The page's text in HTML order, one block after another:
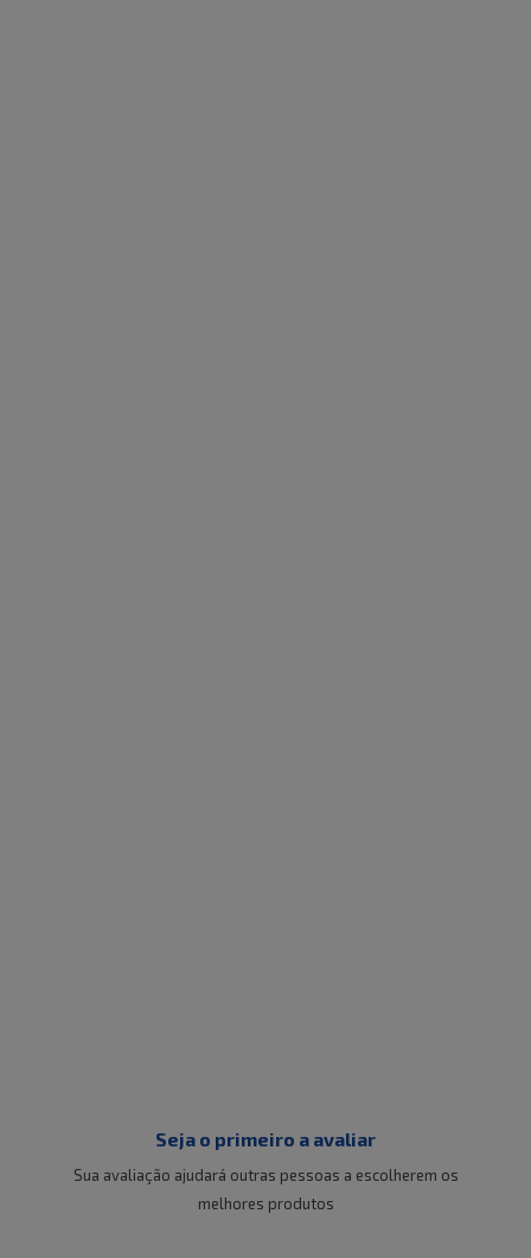
Seja o primeiro a avaliar
Sua avaliação ajudará outras pessoas a escolherem os
melhores produtos